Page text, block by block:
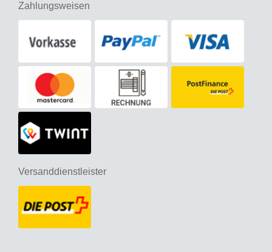
Zahlungsweisen
Versanddienstleister